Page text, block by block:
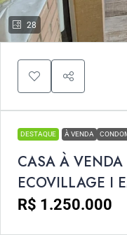
28
DESTAQUE À VENDA
CASA À
ECOVILLAGE I
R$ 1.250.000